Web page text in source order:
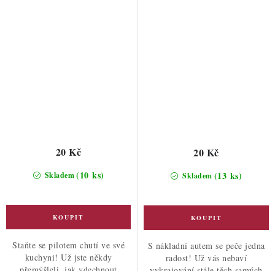
Skladem(10 ks)
20 Kč
Staňte se pilotem chutí ve své
kuchyni! Už jste někdy
Skladem (13 ks)
20 Kč
S nákladní autem se peče jedna
radost! Už vás nebaví